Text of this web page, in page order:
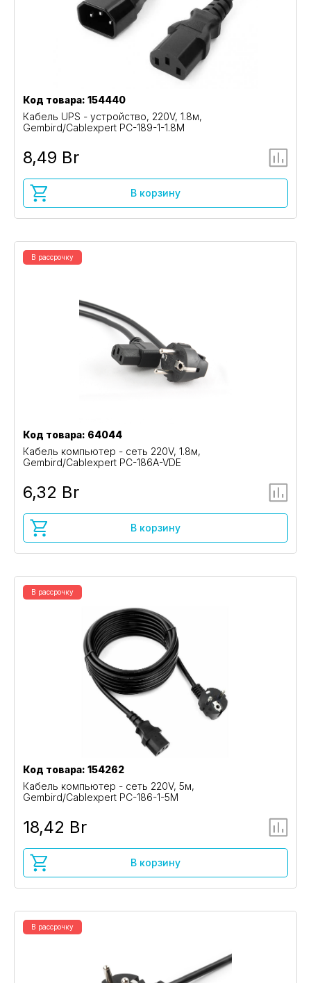
Код товара: 154440
Кабель UPS - устройство, 220V, 1.8м,
Gembird/Cablexpert PC-189-1-1.8M
8,49 Br
В корзину
В рассрочку
Код товара: 64044
Кабель компьютер - сеть 220V, 1.8м,
Gembird/Cablexpert PC-186A-VDE
6,32 Br
В корзину
В рассрочку
Код товара: 154262
Кабель компьютер - сеть 220V, 5м,
Gembird/Cablexpert PC-186-1-5M
18,42 Br
В корзину
В рассрочку